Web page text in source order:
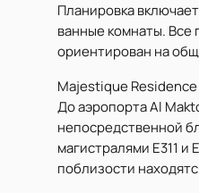
Планировка
ванные комнаты. Все
ориентирован на
Majestique
До аэропорта Al
непосредственной
магистралями E311
поблизости